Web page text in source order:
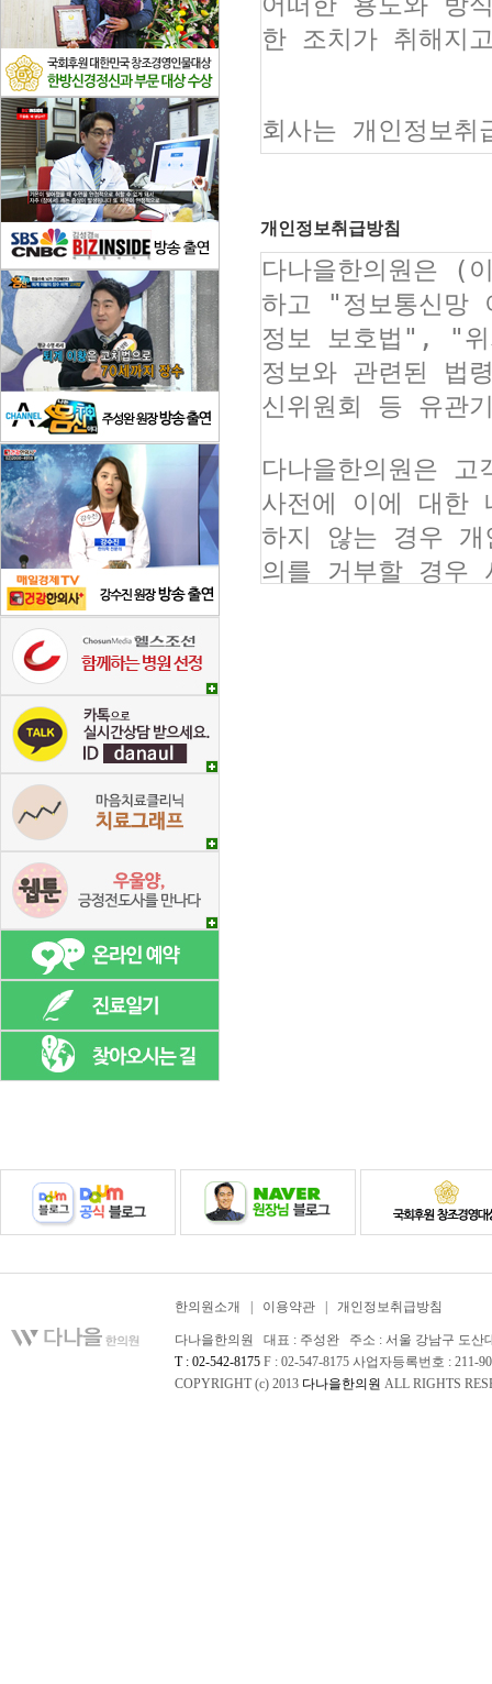
개인정보취급방침
한의원소개 이용약관 개인정보취급방침
다나을한의원 대표 : 주성완 주소 : 서울 강남구 도산
T : 02-542-8175 F : 02-547-8175 사업자등록번호 : 211-
COPYRIGHT (c) 2013 다나을한의원 ALL RIGHTS